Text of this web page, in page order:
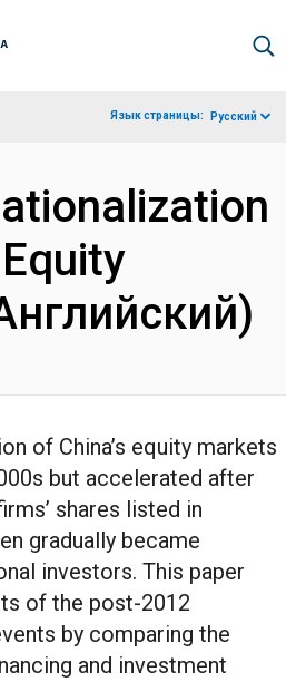
Язык страницы: Русский
of China’s equity markets
but accelerated after
shares listed in
gradually became
investors. This paper
of the post-2012
by comparing the
and investment